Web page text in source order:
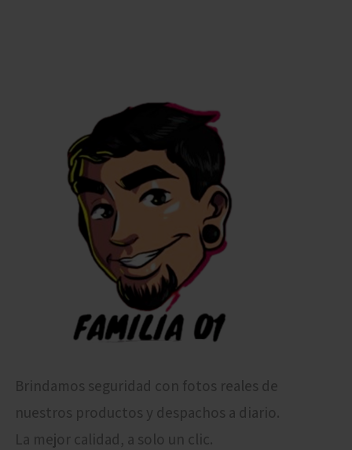
Brindamos seguridad con fotos reales de
nuestros productos y despachos a diario.
La mejor calidad, a solo un clic.